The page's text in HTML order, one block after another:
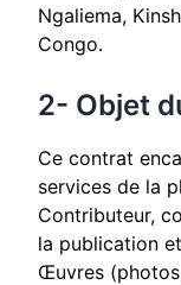
Ngaliema,
Congo.
2- Objet
Ce contrat
services de la
Contributeur,
la publication
Œuvres